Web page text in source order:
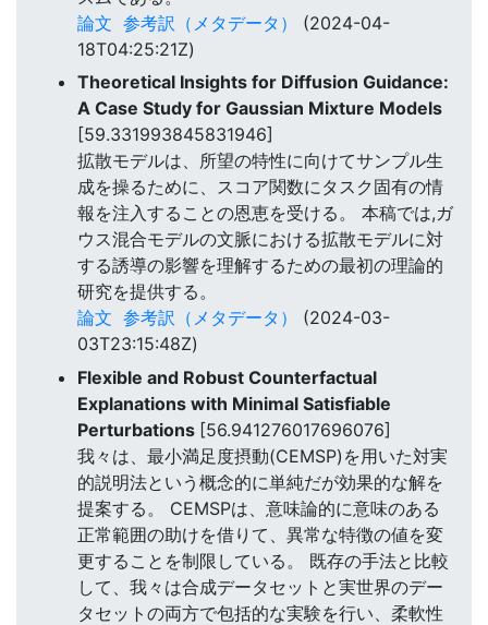
論文 参考訳（メタデータ）
(2024-04-
18T04:25:21Z)
Theoretical Insights for Diffusion Guidance:
A Case Study for Gaussian Mixture Models
[59.331993845831946]
拡散モデルは、所望の特性に向けてサンプル生
成を操るために、スコア関数にタスク固有の情
報を注入することの恩恵を受ける。 本稿では,ガ
ウス混合モデルの文脈における拡散モデルに対
する誘導の影響を理解するための最初の理論的
研究を提供する。
論文 参考訳（メタデータ）
(2024-03-
03T23:15:48Z)
Flexible and Robust Counterfactual
Explanations with Minimal Satisfiable
Perturbations [56.941276017696076]
我々は、最小満足度摂動(CEMSP)を用いた対実
的説明法という概念的に単純だが効果的な解を
提案する。 CEMSPは、意味論的に意味のある
正常範囲の助けを借りて、異常な特徴の値を変
更することを制限している。 既存の手法と比較
して、我々は合成データセットと実世界のデー
タセットの両方で包括的な実験を行い、柔軟性